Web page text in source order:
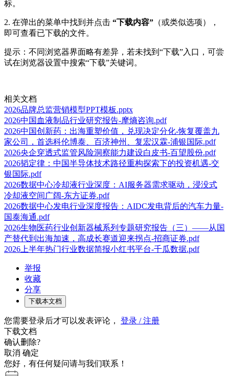
标。
2. 在弹出的菜单中找到并点击 “下载内容” （或类似选项），
即可查看已下载的文件。
提示：不同浏览器界面略有差异，若未找到“下载”入口，可尝
试在浏览器设置中搜索“下载”关键词。
相关文档
2026品牌总监营销模型PPT模板.pptx
2026中国血液制品行业研究报告-摩熵咨询.pdf
2026中国创新药：出海重塑价值，兑现决定分化-恢复覆盖九
家公司，首选科伦博泰、百济神州、复宏汉霖-浦银国际.pdf
2026央企穿透式监管风险洞察能力建设白皮书-百望股份.pdf
2026韬定律：中国半导体技术路径重构探索下的投资机遇-交
银国际.pdf
2026数据中心冷却液行业深度：AI服务器需求驱动，浸没式
冷却液空间广阔-东方证券.pdf
2026数据中心发电行业深度报告：AIDC发电背后的汽车力量-
国泰海通.pdf
2026生物医药行业创新器械系列专题研究报告（三）——从国
产替代到出海加速，高成长赛道迎来拐点-招商证券.pdf
2026上半年热门行业数据简报小红书平台-千瓜数据.pdf
举报
收藏
分享
下载本文档
您需要登录后才可以发表评论， 登录 / 注册
下载文档
确认删除?
取消 确定
您好，有任何疑问请与我们联系！